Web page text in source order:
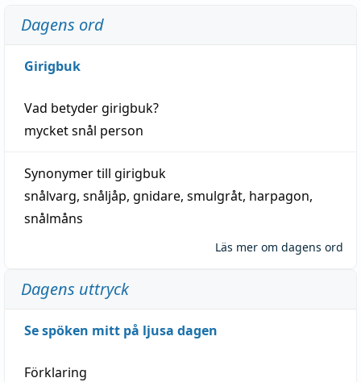
Dagens ord
Girigbuk
Vad betydergirigbuk?
mycketsnål person
Synonymer till girigbuk
snålvarg, snåljåp, gnidare, smulgråt, harpagon,
snålmåns
Läs mer om dagens ord
Dagens uttryck
Se spöken mitt på ljusa dagen
Förklaring